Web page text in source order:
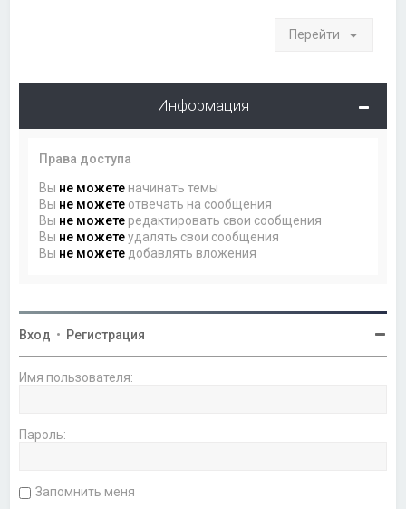
Перейти
Информация
Права доступа
Вы не можете начинать темы
Вы не можете отвечать на сообщения
Вы не можете редактировать свои сообщения
Вы не можетеудалять свои сообщения
Вы не можете добавлять вложения
Вход • Регистрация
Имя пользователя:
Пароль:
Запомнить меня